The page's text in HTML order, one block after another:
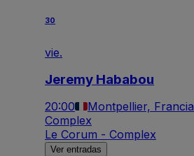
30
vie.
Jeremy Hababou
20:00 Montpellier, Francia
Complex
Le Corum - Complex
Ver entradas